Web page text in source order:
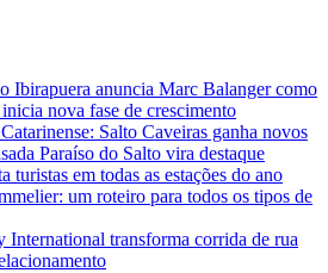
Ibirapuera anuncia Marc Balanger como
nova fase de crescimento
Salto Caveiras ganha novos
Paraíso do Salto vira destaque
turistas em todas as estações do ano
um roteiro para todos os tipos de
transforma corrida de rua